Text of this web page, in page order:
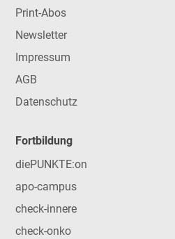
Print-Abos
Newsletter
Impressum
AGB
Datenschutz
Fortbildung
diePUNKTE:on
apo-campus
check-innere
check-onko